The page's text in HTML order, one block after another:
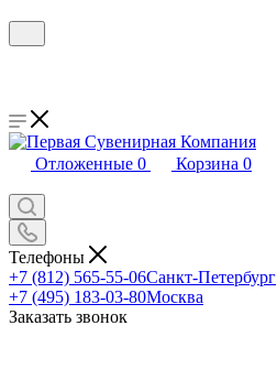
Отложенные 0 Корзина 0
Телефоны
+7 (812) 565-55-06Санкт-Петербург
+7 (495) 183-03-80Москва
Заказать звонок